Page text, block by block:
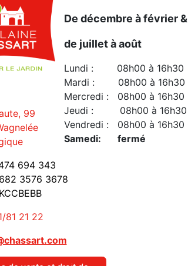
99
694 343
3576 3678
81 21 22
De décembre à février &
de juillet à août
Lundi : 08h00 à 16h30
Mardi : 08h00 à 16h30
Mercredi : 08h00 à 16h30
Jeudi : 08h00 à 16h30
Vendredi : 08h00 à 16h30
Samedi: fermé